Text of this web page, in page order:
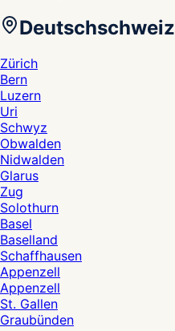
Deutschschweiz
Zürich
Bern
Luzern
Uri
Schwyz
Obwalden
Nidwalden
Glarus
Zug
Solothurn
Basel
Baselland
Schaffhausen
Appenzell
Appenzell
St. Gallen
Graubünden